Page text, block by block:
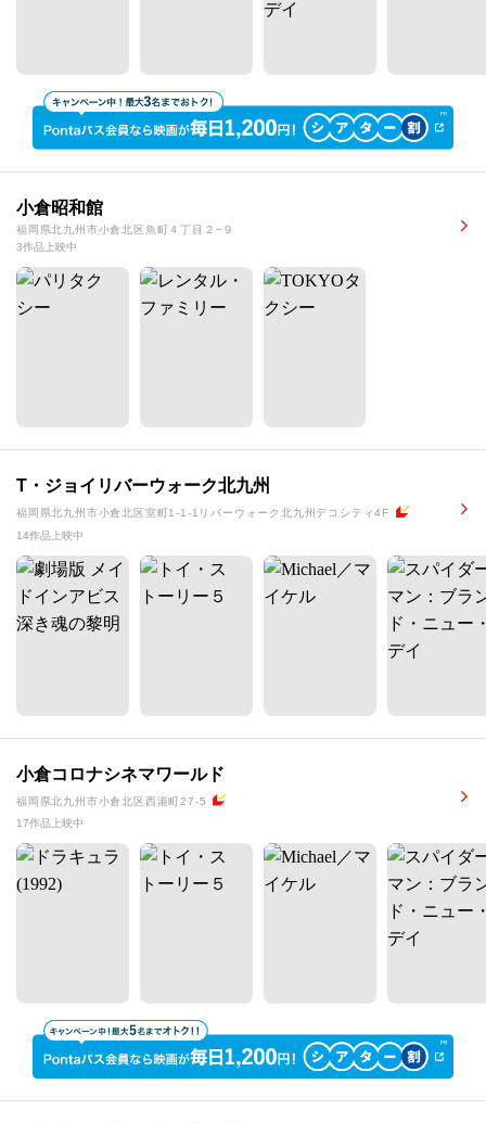
小倉昭和館
福岡県北九州市小倉北区魚町４丁目２−９
3作品上映中
T・ジョイリバーウォーク北九州
福岡県北九州市小倉北区室町1-1-1リバーウォーク北九州デコシティ4F
14作品上映中
小倉コロナシネマワールド
福岡県北九州市小倉北区西港町27-5
17作品上映中